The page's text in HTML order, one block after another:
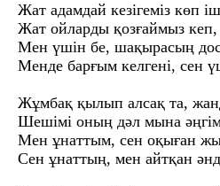
Жат адамдай кезігеміз көп
Жат ойларды қозғаймыз кеп,
Мен үшін бе, шақырасың
Менде барғым келгені, сен
Жұмбақ қылып алсақ та,
Шешімі оның дәл мына
Мен ұнаттым, сен оқыған
Сен ұнаттың, мен айтқан